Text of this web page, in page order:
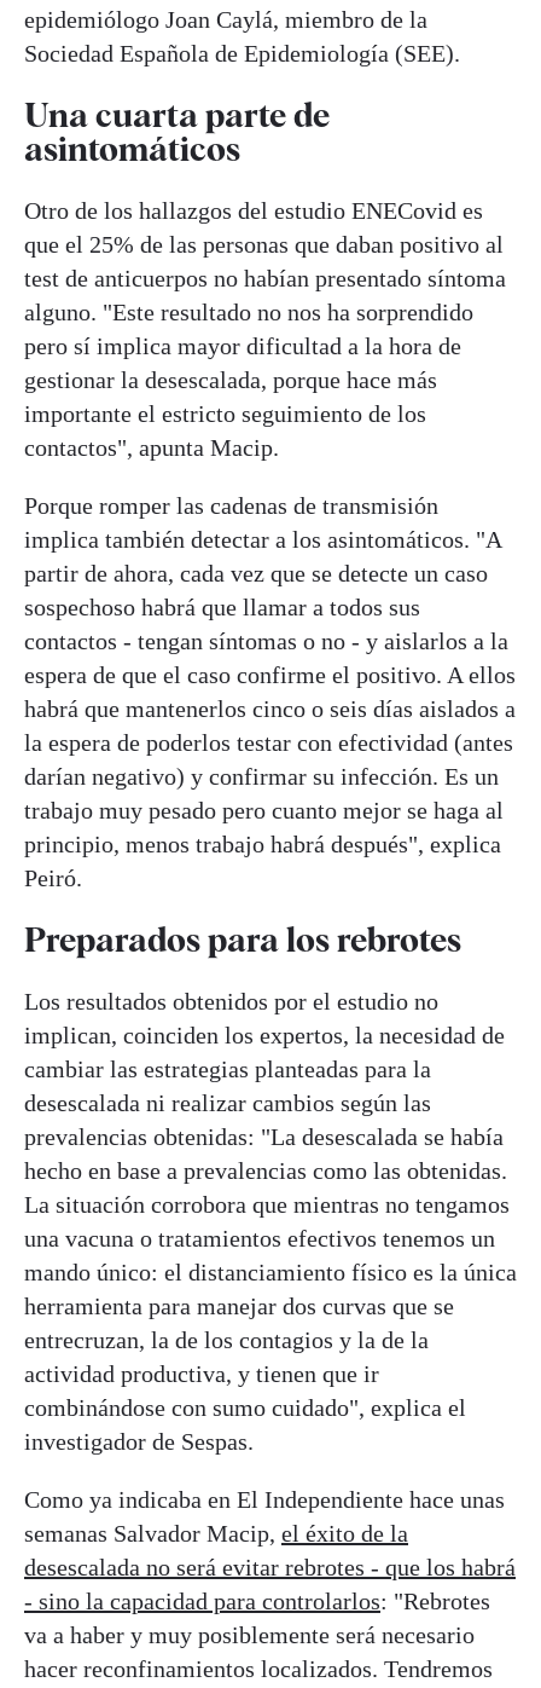
epidemiólogo Joan Caylá, miembro de la
Sociedad Española de Epidemiología (SEE).
Una cuarta parte de
asintomáticos
Otro de los hallazgos del estudio ENECovid es
que el 25% de las personas que daban positivo al
test de anticuerpos no habían presentado síntoma
alguno. "Este resultado no nos ha sorprendido
pero sí implica mayor dificultad a la hora de
gestionar la desescalada, porque hace más
importante el estricto seguimiento de los
contactos", apunta Macip.
Porque romper las cadenas de transmisión
implica también detectar a los asintomáticos. "A
partir de ahora, cada vez que se detecte un caso
sospechoso habrá que llamar a todos sus
contactos - tengan síntomas o no - y aislarlos a la
espera de que el caso confirme el positivo. A ellos
habrá que mantenerlos cinco o seis días aislados a
la espera de poderlos testar con efectividad (antes
darían negativo) y confirmar su infección. Es un
trabajo muy pesado pero cuanto mejor se haga al
principio, menos trabajo habrá después", explica
Peiró.
Preparados para los rebrotes
Los resultados obtenidos por el estudio no
implican, coinciden los expertos, la necesidad de
cambiar las estrategias planteadas para la
desescalada ni realizar cambios según las
prevalencias obtenidas: "La desescalada se había
hecho en base a prevalencias como las obtenidas.
La situación corrobora que mientras no tengamos
una vacuna o tratamientos efectivos tenemos un
mando único: el distanciamiento físico es la única
herramienta para manejar dos curvas que se
entrecruzan, la de los contagios y la de la
actividad productiva, y tienen que ir
combinándose con sumo cuidado", explica el
investigador de Sespas.
Como ya indicaba en El Independiente hace unas
semanas Salvador Macip, el éxito de la
desescalada no será evitar rebrotes - que los habrá
- sino la capacidad para controlarlos: "Rebrotes
va a haber y muy posiblemente será necesario
hacer reconfinamientos localizados. Tendremos